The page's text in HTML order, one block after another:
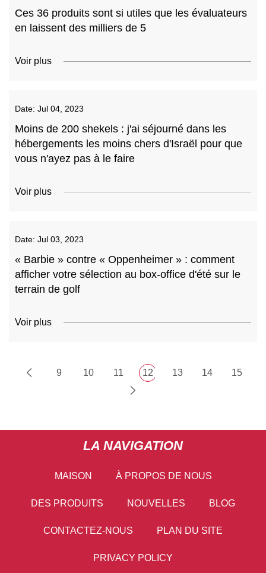
Ces 36 produits sont si utiles que les évaluateurs
en laissent des milliers de 5
Voir plus
Date: Jul 04, 2023
Moins de 200 shekels : j'ai séjourné dans les
hébergements les moins chers d'Israël pour que
vous n'ayez pas à le faire
Voir plus
Date: Jul 03, 2023
« Barbie » contre « Oppenheimer » : comment
afficher votre sélection au box-office d'été sur le
terrain de golf
Voir plus
9 10 11 12 13 14 15
LA NAVIGATION
MAISON À PROPOS DE NOUS
DES PRODUITS NOUVELLES BLOG
CONTACTEZ-NOUS PLAN DU SITE
PRIVACY POLICY